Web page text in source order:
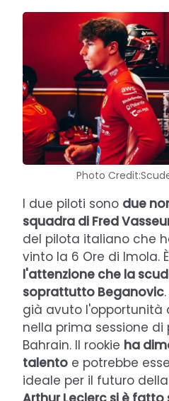
Photo
I due piloti sono due
squadra di Fred
del pilota italiano che
vinto la 6 Ore di Imola.
l'attenzione che la
soprattutto Beganovic
già avuto l'opportunità
nella prima sessione di
Bahrain. Il rookie ha
talento e potrebbe
ideale per il futuro